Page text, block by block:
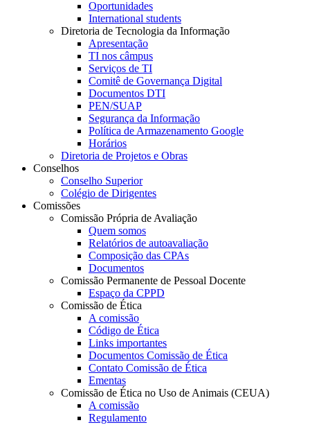
Oportunidades
International students
Diretoria de Tecnologia da Informação
Apresentação
TI nos câmpus
Serviços de TI
Comitê de Governança Digital
Documentos DTI
PEN/SUAP
Segurança da Informação
Política de Armazenamento Google
Horários
Diretoria de Projetos e Obras
Conselhos
Conselho Superior
Colégio de Dirigentes
Comissões
Comissão Própria de Avaliação
Quem somos
Relatórios de autoavaliação
Composição das CPAs
Documentos
Comissão Permanente de Pessoal Docente
Espaço da CPPD
Comissão de Ética
A comissão
Código de Ética
Links importantes
Documentos Comissão de Ética
Contato Comissão de Ética
Ementas
Comissão de Ética no Uso de Animais (CEUA)
A comissão
Regulamento